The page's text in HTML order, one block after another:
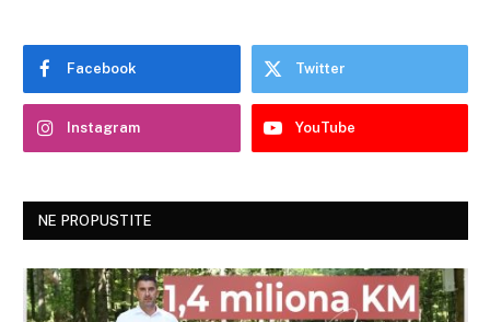
Facebook Twitter
Instagram YouTube
NE PROPUSTITE